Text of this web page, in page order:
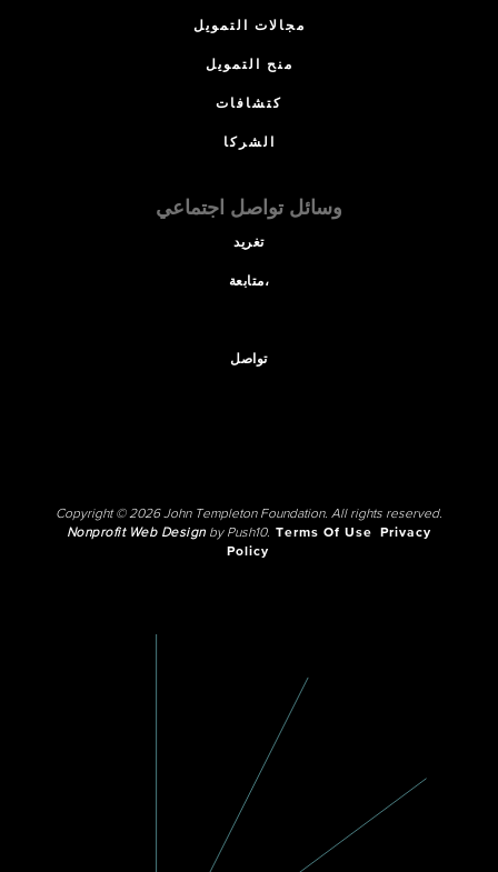
مجالات التمويل
منح التمويل
كتشافات
الشركا
وسائل تواصل اجتماعي
تغريد
متابعة،
تواصل
Copyright © 2026 John Templeton Foundation. All rights reserved.
Nonprofit Web Designby Push10. Terms Of Use
Privacy
Policy